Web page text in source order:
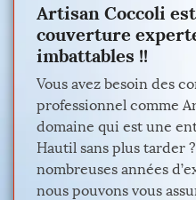
Artisan Coccoli
couverture
imbattables !!
Vous avez besoin des
professionnel comme
domaine qui est une
Hautil sans plus tarder
nombreuses années
nous pouvons vous